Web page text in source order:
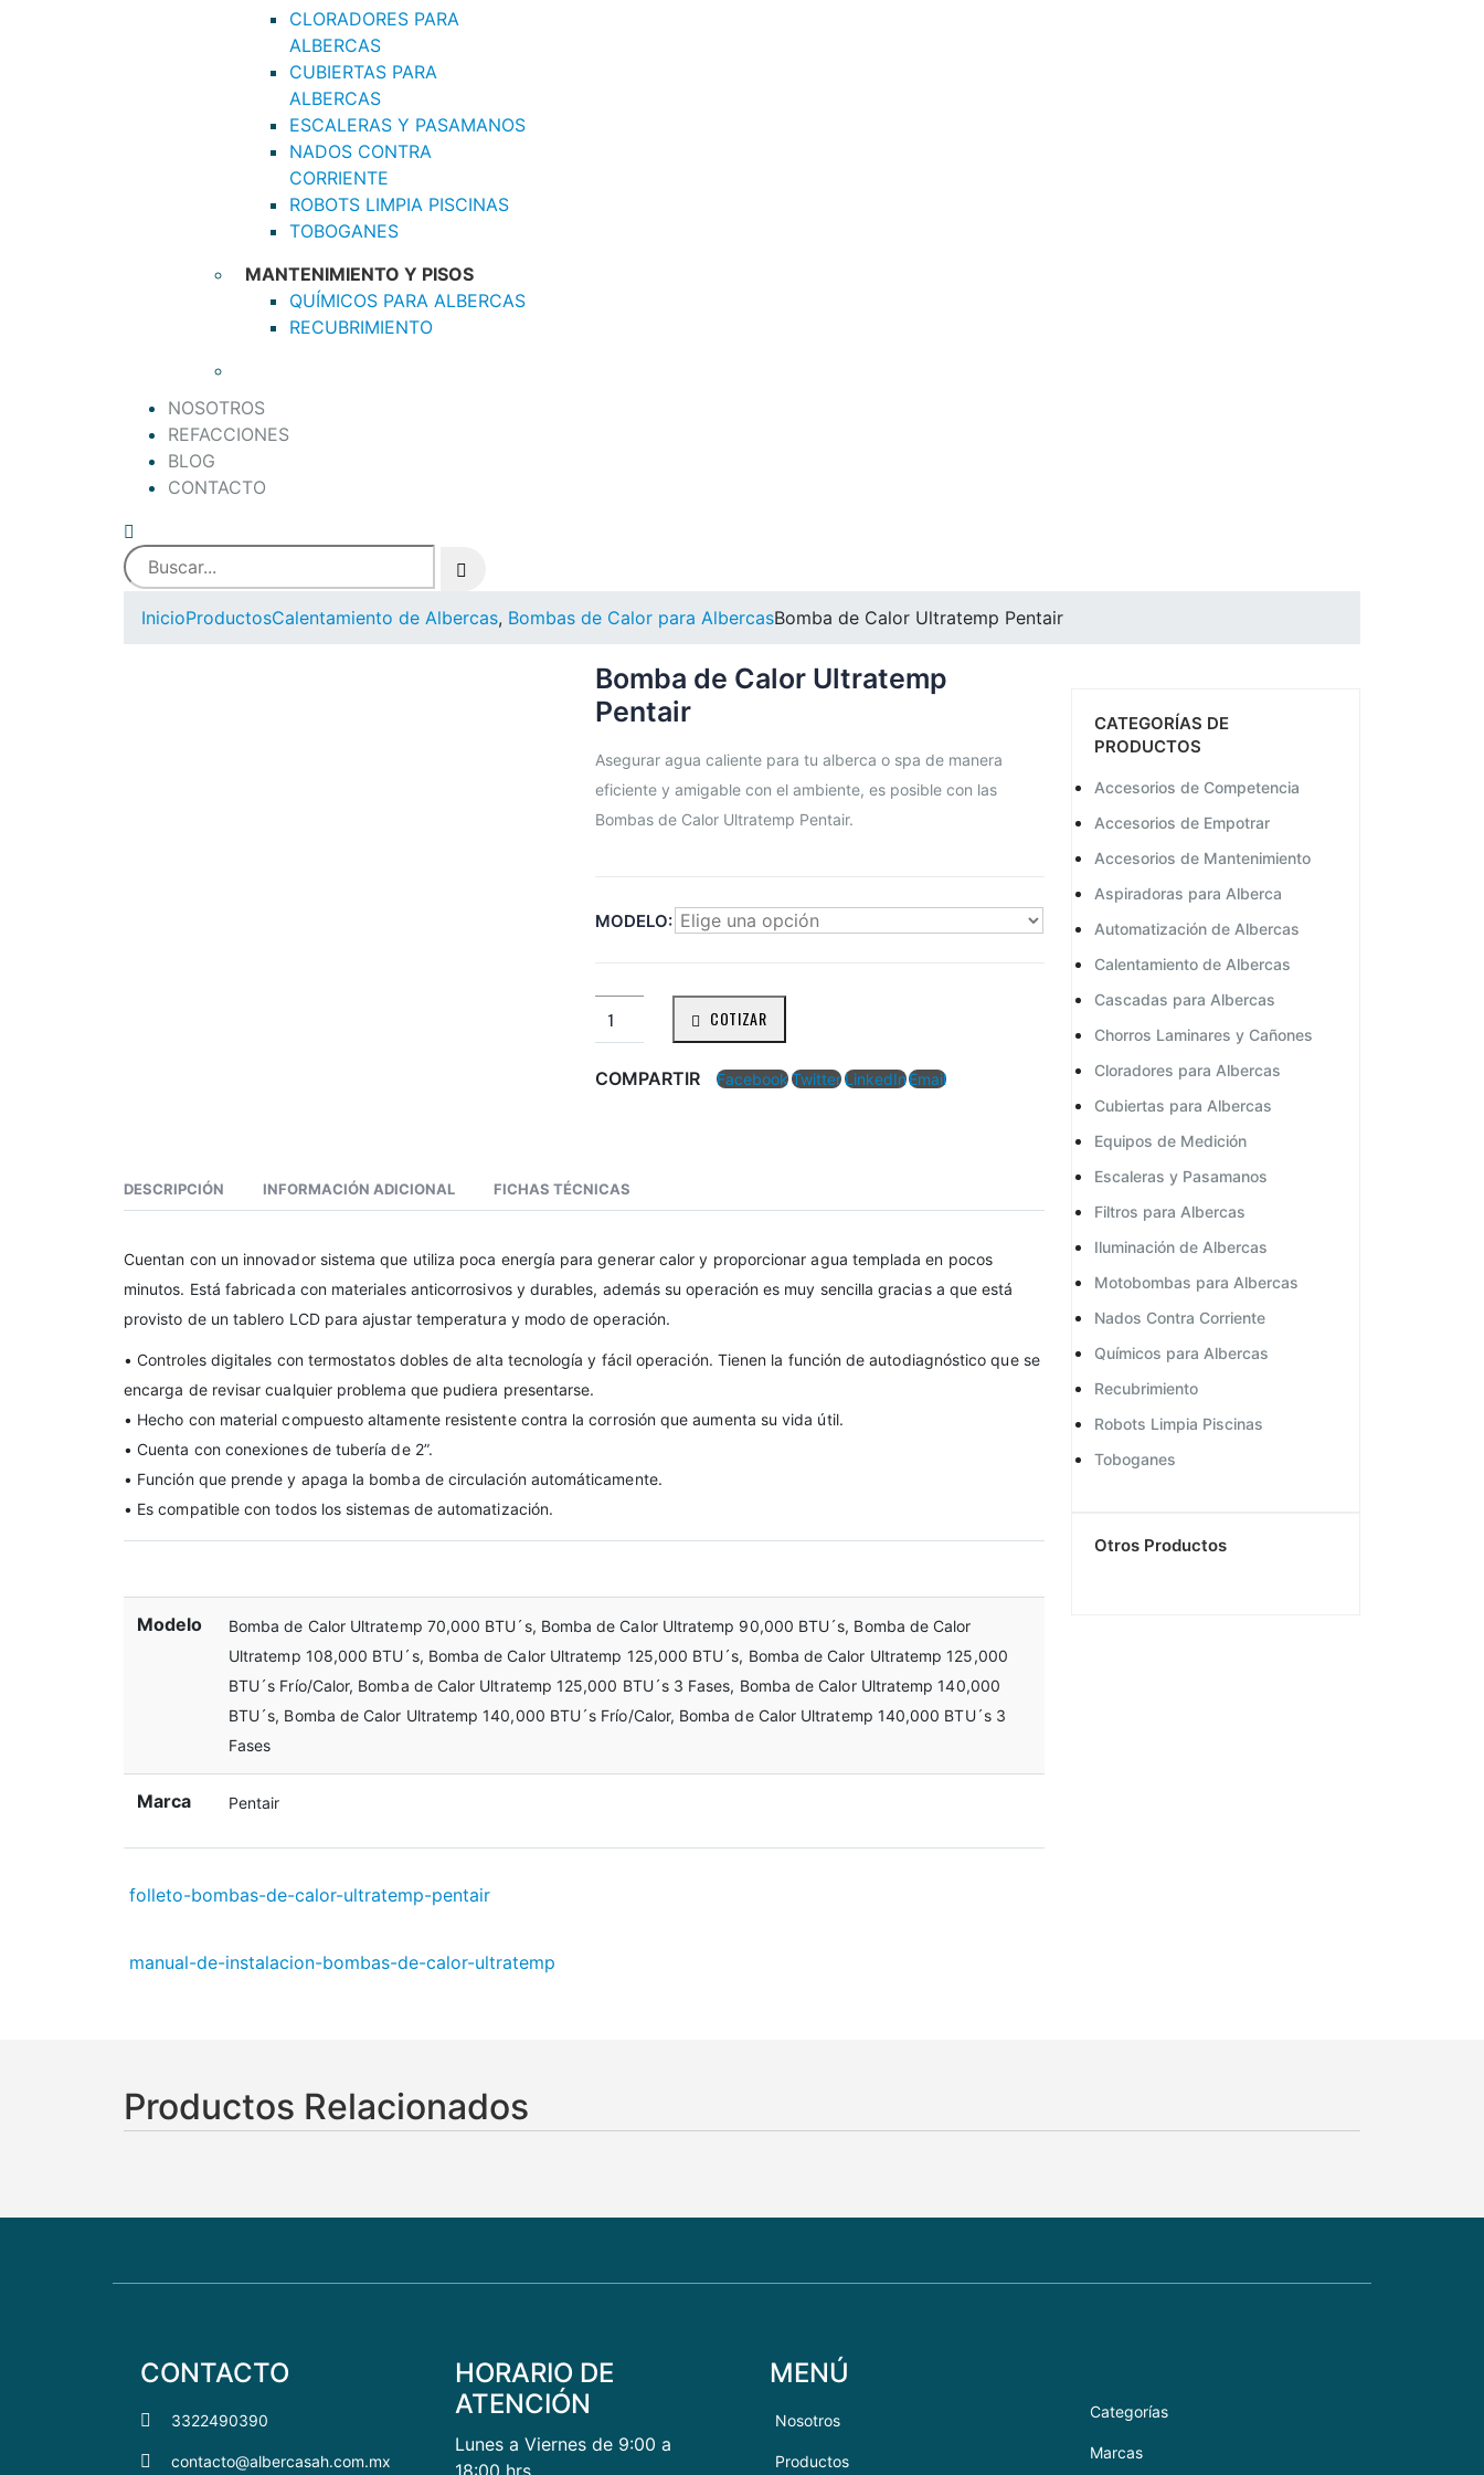
CLORADORES PARA
ALBERCAS
CUBIERTAS PARA
ALBERCAS
ESCALERAS Y PASAMANOS
NADOS CONTRA
CORRIENTE
ROBOTS LIMPIA PISCINAS
TOBOGANES
MANTENIMIENTO Y PISOS
QUÍMICOS PARA ALBERCAS
RECUBRIMIENTO
NOSOTROS
REFACCIONES
BLOG
CONTACTO
InicioProductosCalentamiento de Albercas, Bombas de Calor para AlbercasBomba de Calor Ultratemp Pentair
Bomba de Calor Ultratemp
Pentair
Asegurar agua caliente para tu alberca o spa de manera
eficiente y amigable con el ambiente, es posible con las
Bombas de Calor Ultratemp Pentair.
MODELO
COTIZAR
COMPARTIR FacebookTwitterLinkedInEmail
DESCRIPCIÓN INFORMACIÓN ADICIONAL FICHAS TÉCNICAS
Cuentan con un innovador sistema que utiliza poca energía para generar calor y proporcionar agua templada en pocos
minutos. Está fabricada con materiales anticorrosivos y durables, además su operación es muy sencilla gracias a que está
provisto de un tablero LCD para ajustar temperatura y modo de operación.
• Controles digitales con termostatos dobles de alta tecnología y fácil operación. Tienen la función de autodiagnóstico que se
encarga de revisar cualquier problema que pudiera presentarse.
• Hecho con material compuesto altamente resistente contra la corrosión que aumenta su vida útil.
• Cuenta con conexiones de tubería de 2”.
• Función que prende y apaga la bomba de circulación automáticamente.
• Es compatible con todos los sistemas de automatización.
Modelo
Bomba de Calor Ultratemp 70,000 BTU´s, Bomba de Calor Ultratemp 90,000 BTU´s, Bomba de Calor
Ultratemp 108,000 BTU´s, Bomba de Calor Ultratemp 125,000 BTU´s, Bomba de Calor Ultratemp 125,000
BTU´s Frío/Calor, Bomba de Calor Ultratemp 125,000 BTU´s 3 Fases, Bomba de Calor Ultratemp 140,000
BTU´s, Bomba de Calor Ultratemp 140,000 BTU´s Frío/Calor, Bomba de Calor Ultratemp 140,000 BTU´s 3
Fases
Marca Pentair
folleto-bombas-de-calor-ultratemp-pentair
manual-de-instalacion-bombas-de-calor-ultratemp
CATEGORÍAS DE
PRODUCTOS
Accesorios de Competencia
Accesorios de Empotrar
Accesorios de Mantenimiento
Aspiradoras para Alberca
Automatización de Albercas
Calentamiento de Albercas
Cascadas para Albercas
Chorros Laminares y Cañones
Cloradores para Albercas
Cubiertas para Albercas
Equipos de Medición
Escaleras y Pasamanos
Filtros para Albercas
Iluminación de Albercas
Motobombas para Albercas
Nados Contra Corriente
Químicos para Albercas
Recubrimiento
Robots Limpia Piscinas
Toboganes
Otros Productos
Productos Relacionados
CONTACTO
3322490390
contacto@albercasah.com.mx
HORARIO DE
ATENCIÓN
Lunes a Viernes de 9:00 a
18:00 hrs
MENÚ
Nosotros
Productos
Categorías
Marcas